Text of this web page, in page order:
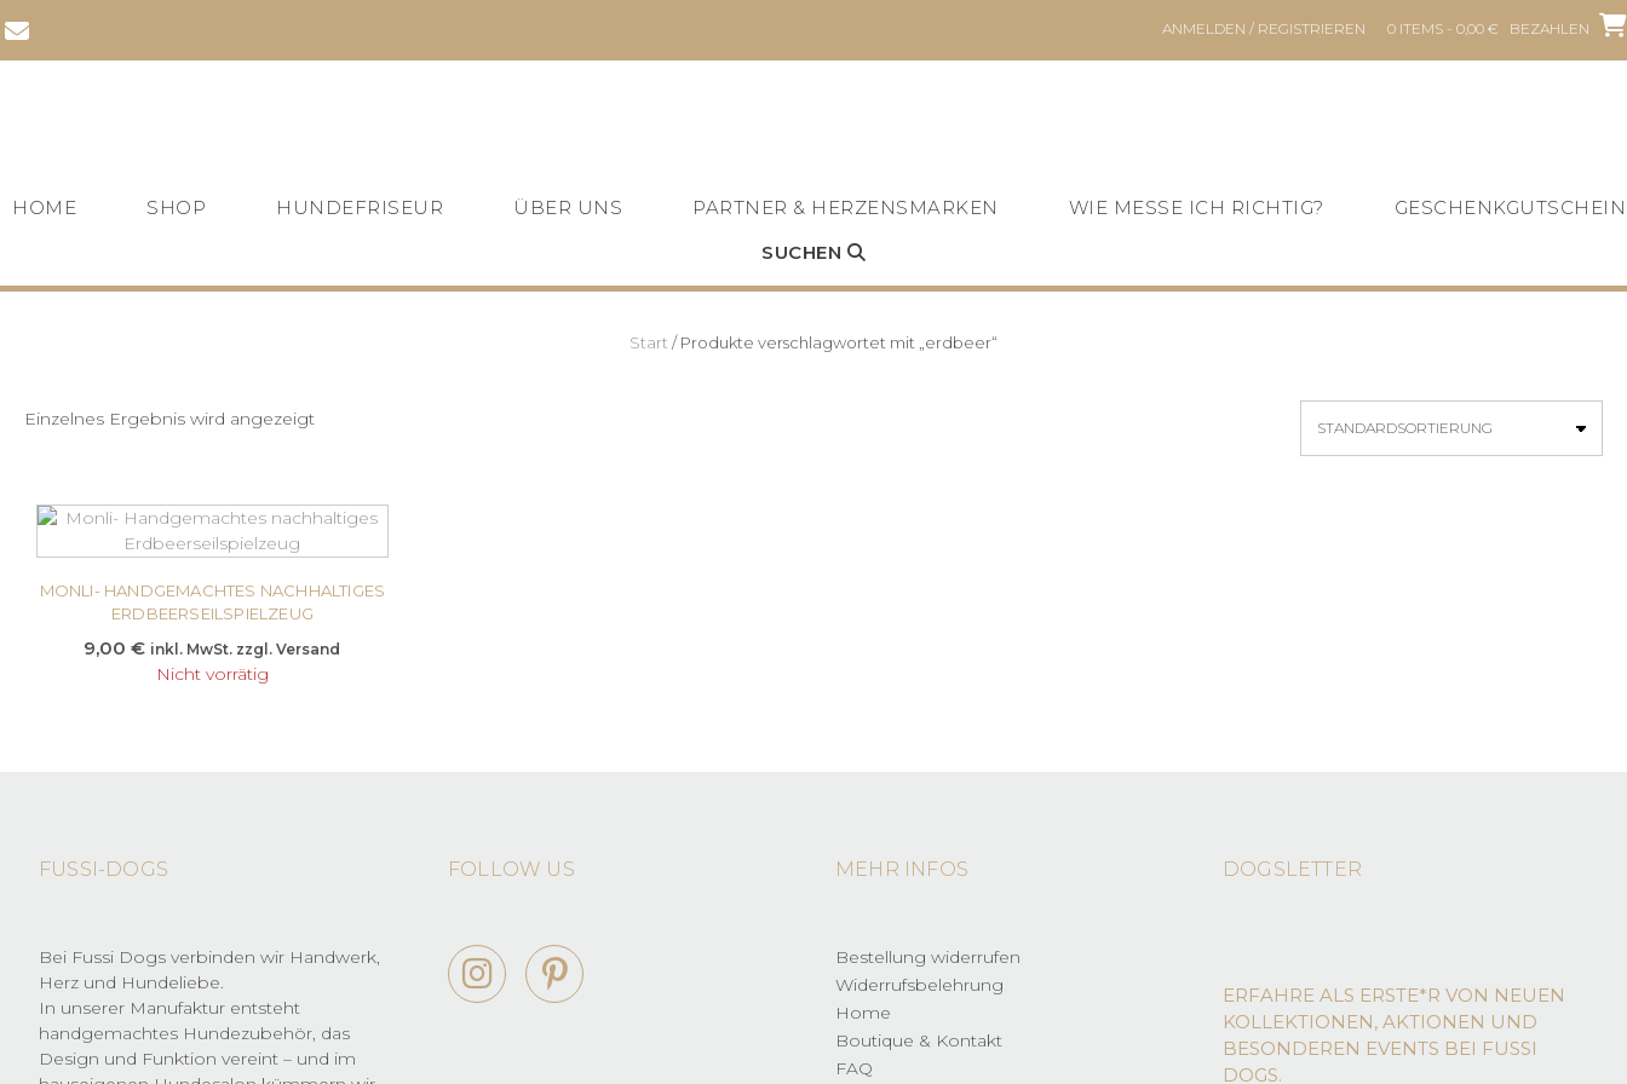
Inhalt
springen
ANMELDEN / REGISTRIEREN 0 ITEMS - 0,00 € BEZAHLEN
HOME SHOP HUNDEFRISEUR ÜBER UNS PARTNER & HERZENSMARKEN WIE MESSE ICH RICHTIG?
GESCHENKGUTSCHEIN
SUCHEN
Start / Produkte verschlagwortet mit „erdbeer“
Einzelnes Ergebnis wird angezeigt
MONLI- HANDGEMACHTES NACHHALTIGES
ERDBEERSEILSPIELZEUG
9,00€ inkl. MwSt. zzgl. Versand
Nicht vorrätig
FUSSI-DOGS
Bei Fussi Dogs verbinden wir Handwerk,
Herz und Hundeliebe.
In unserer Manufaktur entsteht
handgemachtes Hundezubehör, das
Design und Funktion vereint – und im
FOLLOW US MEHR INFOS
Bestellung widerrufen
Widerrufsbelehrung
Home
Boutique & Kontakt
FAQ
DOGSLETTER
ERFAHRE ALS ERSTE*R VON NEUEN
KOLLEKTIONEN, AKTIONEN UND
BESONDEREN EVENTS BEI FUSSI
DOGS.